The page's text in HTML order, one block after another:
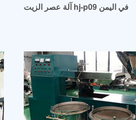
آلة عصر الزيت hj-p09 في اليمن